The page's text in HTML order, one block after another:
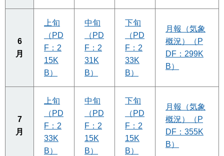
6
月
上旬
（PD
F：2
15K
B）
中旬
（PD
F：2
31K
B）
下旬
（PD
F：2
33K
B）
月報（気象
概況）（P
DF：299K
B）
7
月
上旬
（PD
F：2
33K
B）
中旬
（PD
F：2
15K
B）
下旬
（PD
F：2
15K
B）
月報（気象
概況）（P
DF：355K
B）